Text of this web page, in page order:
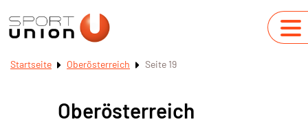
Startseite Oberösterreich Seite 19
Oberösterreich